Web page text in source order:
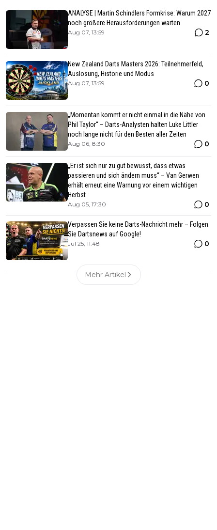
ANALYSE | Martin Schindlers Formkrise: Warum 2027
noch größere Herausforderungen warten
Aug 07, 13:59 2
New Zealand Darts Masters 2026: Teilnehmerfeld,
Auslosung, Historie und Modus
Aug 07, 13:59 0
„Momentan kommt er nicht einmal in die Nähe von
Phil Taylor“ – Darts-Analysten halten Luke Littler
noch lange nicht für den Besten aller Zeiten
Aug 06, 8:30 0
„Er ist sich nur zu gut bewusst, dass etwas
passieren und sich ändern muss“ – Van Gerwen
erhält erneut eine Warnung vor einem wichtigen
Herbst
Aug 05, 17:30 0
Verpassen Sie keine Darts-Nachricht mehr – Folgen
Sie Dartsnews auf Google!
Jul 25, 11:48 0
Mehr Artikel